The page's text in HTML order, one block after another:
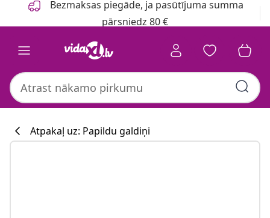
Bezmaksas piegāde, ja pasūtījuma summa
pārsniedz 80 €
Atpakaļ uz: Papildu galdiņi